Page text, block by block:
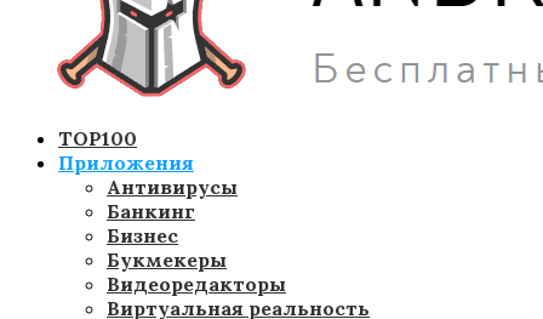
TOP100
Приложения
Антивирусы
Банкинг
Бизнес
Букмекеры
Видеоредакторы
Виртуальная реальность